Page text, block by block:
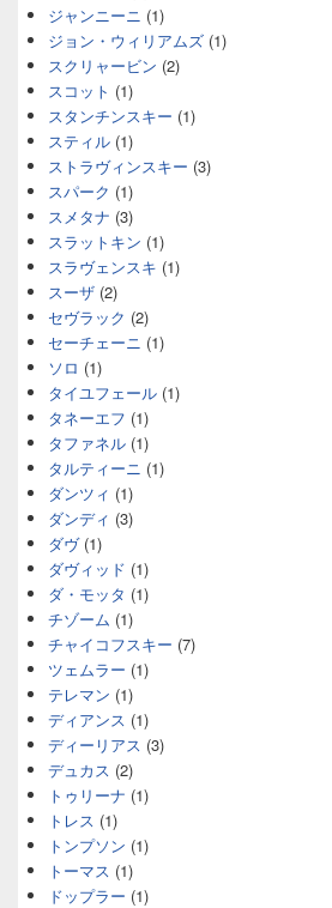
ジャンニーニ (1)
ジョン・ウィリアムズ (1)
スクリャービン (2)
スコット (1)
スタンチンスキー (1)
スティル (1)
ストラヴィンスキー (3)
スパーク (1)
スメタナ (3)
スラットキン (1)
スラヴェンスキ (1)
スーザ (2)
セヴラック (2)
セーチェーニ (1)
ソロ (1)
タイユフェール (1)
タネーエフ (1)
タファネル (1)
タルティーニ (1)
ダンツィ (1)
ダンディ (3)
ダヴ(1)
ダヴィッド (1)
ダ・モッタ (1)
チゾーム (1)
チャイコフスキー (7)
ツェムラー (1)
テレマン (1)
ディアンス (1)
ディーリアス (3)
デュカス (2)
トゥリーナ (1)
トレス (1)
トンプソン (1)
トーマス (1)
ドップラー (1)